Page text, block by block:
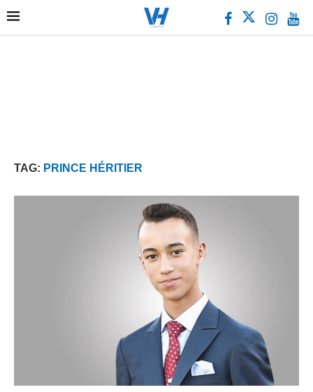
TAG: PRINCE HÉRITIER